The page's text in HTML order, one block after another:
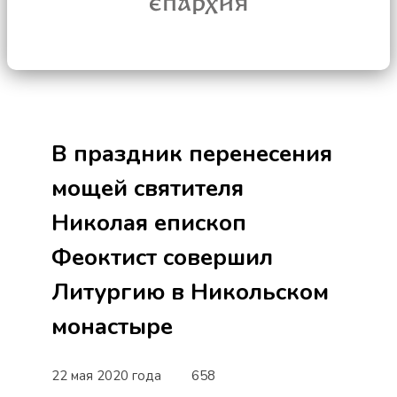
В праздник перенесения
мощей святителя
Николая епископ
Феоктист совершил
Литургию в Никольском
монастыре
22 мая 2020 года
658